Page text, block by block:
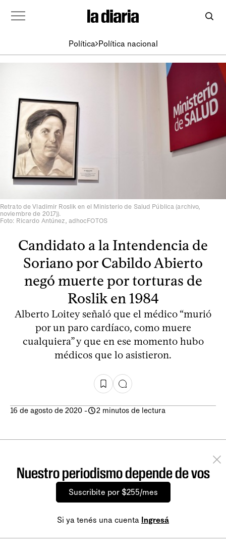
Política Política nacional
Retrato de Vladimir Roslik en el Ministerio de Salud Pública (archivo,
noviembre de 2017)).
Foto: Ricardo Antúnez, adhocFOTOS
Candidato a la Intendencia de
Soriano por Cabildo Abierto
negó muerte por torturas de
Roslik en 1984
Alberto Loitey señaló que el médico “murió
por un paro cardíaco, como muere
cualquiera” y que en ese momento hubo
médicos que lo asistieron.
16 de agosto de 2020 - 2 minutos de lectura
Nuestro periodismo depende de vos
Suscribite por $255/mes
Si ya tenés una cuenta Ingresá